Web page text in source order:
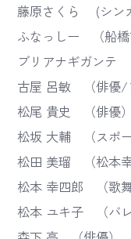
藤原さくら (シン
ふなっしー （船橋
ブリアナギガンテ
古屋 呂敏 （俳優/
松尾 貴史 （俳優）
松坂 大輔 （スポー
松田 美瑠 （松本幸
松本 幸四郎 （歌舞
松本 ユキ子 （バレ